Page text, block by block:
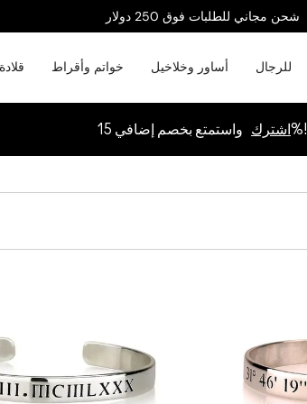
شحن مجاني للطلبات فوق 250 دولار
قلادة خواتم وأقراط أساور وخلاخيل للرجال
اشترك واستمتع بخصم إضافي 15%!